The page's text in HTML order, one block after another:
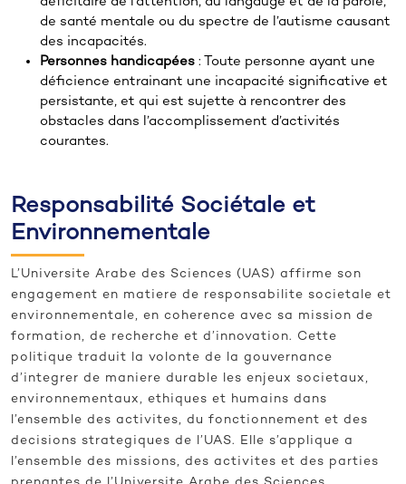
de santé mentale ou du spectre de l’autisme causant
des incapacités.
Personnes handicapées : Toute personne ayant une
déficience entrainant une incapacité significative et
persistante, et qui est sujette à rencontrer des
obstacles dans l’accomplissement d’activités
courantes.
Responsabilité Sociétale et
Environnementale
L’Universite Arabe des Sciences (UAS) affirme son
engagement en matiere de responsabilite societale et
environnementale, en coherence avec sa mission de
formation, de recherche et d’innovation. Cette
politique traduit la volonte de la gouvernance
d’integrer de maniere durable les enjeux societaux,
environnementaux, ethiques et humains dans
l’ensemble des activites, du fonctionnement et des
decisions strategiques de l’UAS. Elle s’applique a
l’ensemble des missions, des activites et des parties